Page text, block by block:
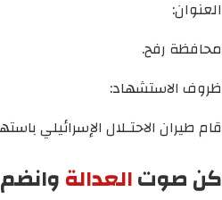
العنوان:
محافظة رفح.
ظروف الاستشهاد:
قام طيران الاحتـلال الإسرائيلي
كن صوتالعدالة